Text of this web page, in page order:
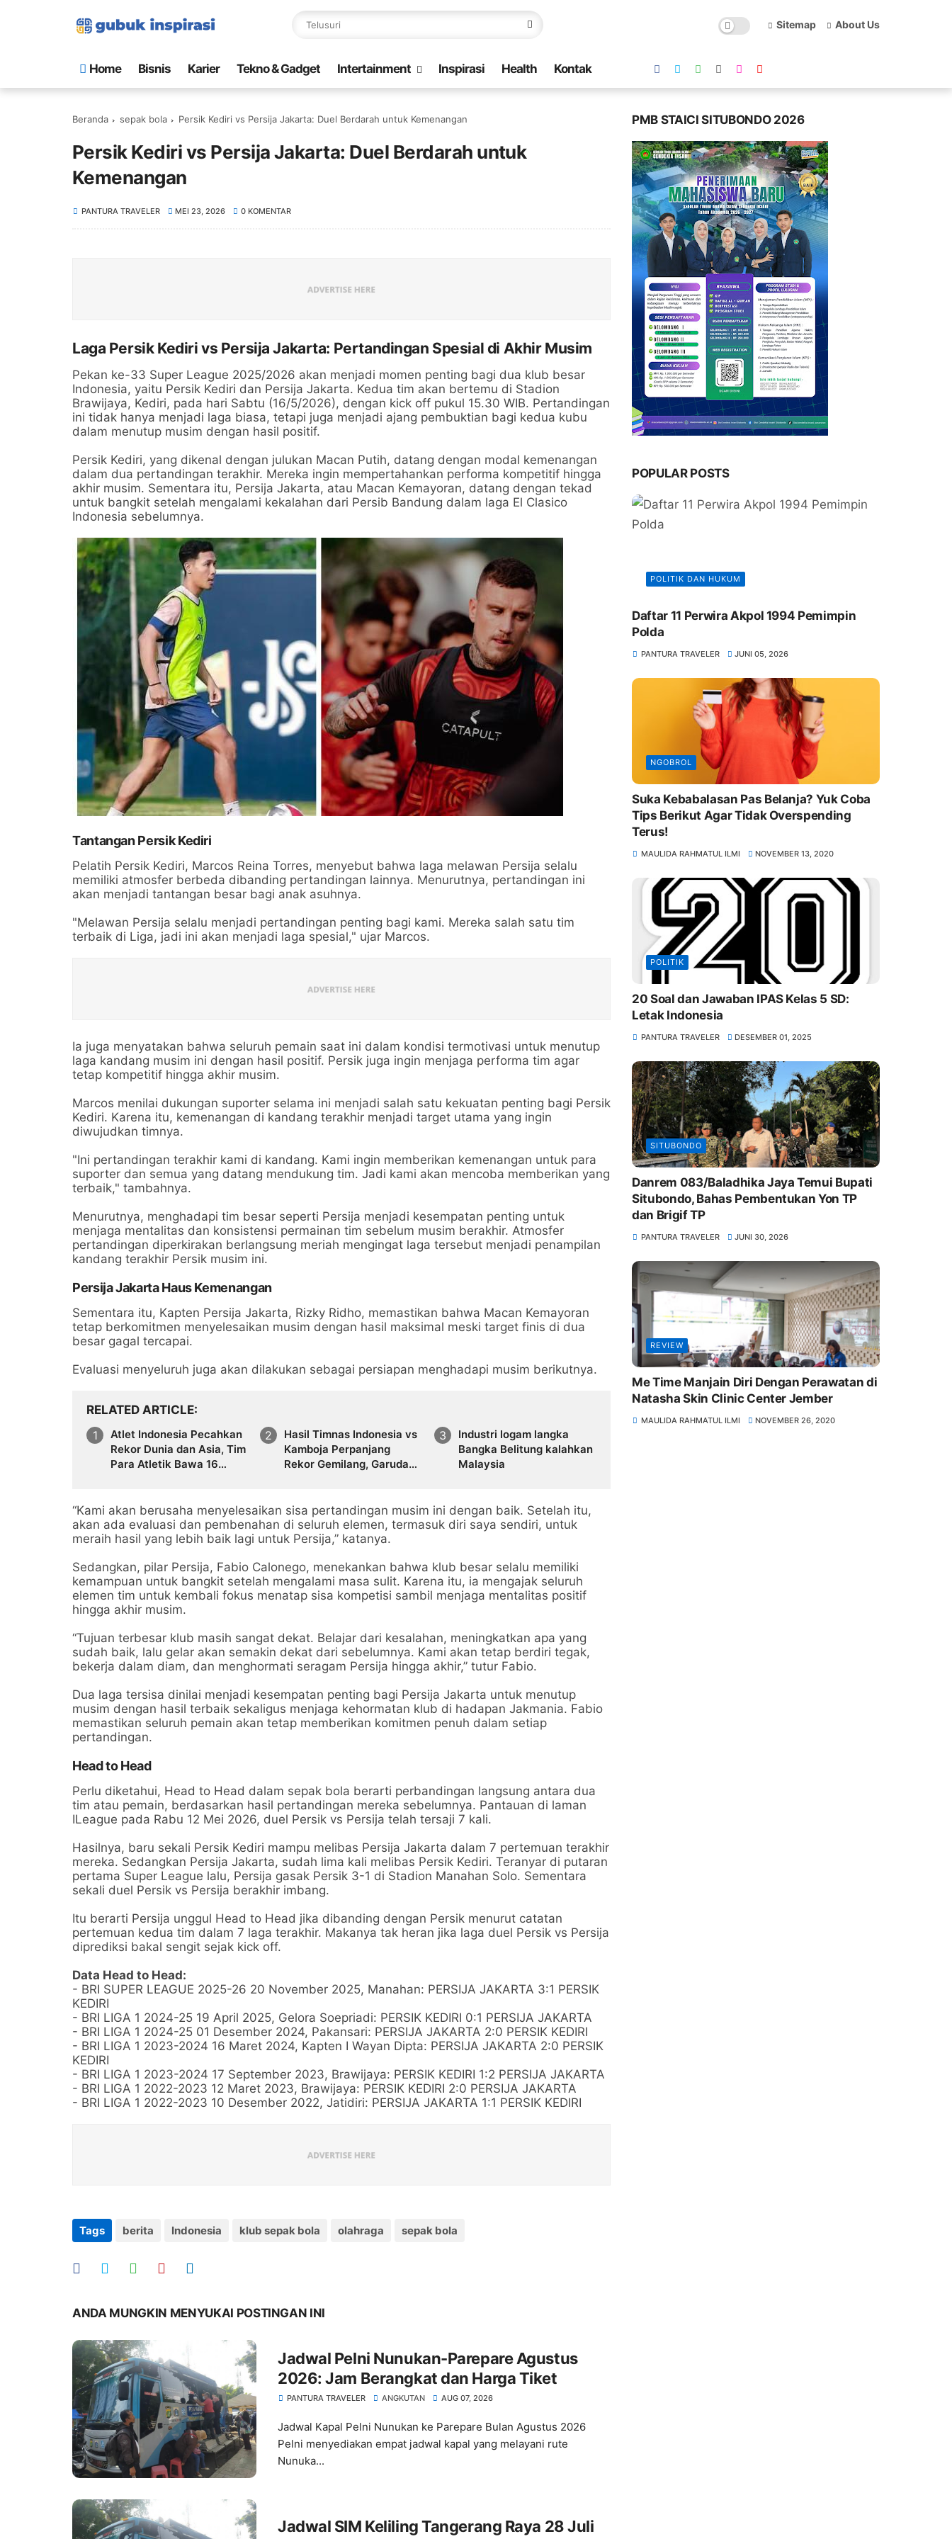
Sitemap About Us
Home Bisnis Karier Tekno & Gadget Intertainment Inspirasi Health Kontak
Beranda sepak bola Persik Kediri vs Persija Jakarta: Duel Berdarah untuk Kemenangan
Persik Kediri vs Persija Jakarta: Duel Berdarah untuk
Kemenangan
PANTURA TRAVELER MEI 23, 2026 0 KOMENTAR
Laga Persik Kediri vs Persija Jakarta: Pertandingan Spesial di Akhir Musim
Pekan ke-33 Super League 2025/2026 akan menjadi momen penting bagi dua klub besar
Indonesia, yaitu Persik Kediri dan Persija Jakarta. Kedua tim akan bertemu di Stadion
Brawijaya, Kediri, pada hari Sabtu (16/5/2026), dengan kick off pukul 15.30 WIB. Pertandingan
ini tidak hanya menjadi laga biasa, tetapi juga menjadi ajang pembuktian bagi kedua kubu
dalam menutup musim dengan hasil positif.
Persik Kediri, yang dikenal dengan julukan Macan Putih, datang dengan modal kemenangan
dalam dua pertandingan terakhir. Mereka ingin mempertahankan performa kompetitif hingga
akhir musim. Sementara itu, Persija Jakarta, atau Macan Kemayoran, datang dengan tekad
untuk bangkit setelah mengalami kekalahan dari Persib Bandung dalam laga El Clasico
Indonesia sebelumnya.
Tantangan Persik Kediri
Pelatih Persik Kediri, Marcos Reina Torres, menyebut bahwa laga melawan Persija selalu
memiliki atmosfer berbeda dibanding pertandingan lainnya. Menurutnya, pertandingan ini
akan menjadi tantangan besar bagi anak asuhnya.
"Melawan Persija selalu menjadi pertandingan penting bagi kami. Mereka salah satu tim
terbaik di Liga, jadi ini akan menjadi laga spesial," ujar Marcos.
Ia juga menyatakan bahwa seluruh pemain saat ini dalam kondisi termotivasi untuk menutup
laga kandang musim ini dengan hasil positif. Persik juga ingin menjaga performa tim agar
tetap kompetitif hingga akhir musim.
Marcos menilai dukungan suporter selama ini menjadi salah satu kekuatan penting bagi Persik
Kediri. Karena itu, kemenangan di kandang terakhir menjadi target utama yang ingin
diwujudkan timnya.
"Ini pertandingan terakhir kami di kandang. Kami ingin memberikan kemenangan untuk para
suporter dan semua yang datang mendukung tim. Jadi kami akan mencoba memberikan yang
terbaik," tambahnya.
Menurutnya, menghadapi tim besar seperti Persija menjadi kesempatan penting untuk
menjaga mentalitas dan konsistensi permainan tim sebelum musim berakhir. Atmosfer
pertandingan diperkirakan berlangsung meriah mengingat laga tersebut menjadi penampilan
kandang terakhir Persik musim ini.
Persija Jakarta Haus Kemenangan
Sementara itu, Kapten Persija Jakarta, Rizky Ridho, memastikan bahwa Macan Kemayoran
tetap berkomitmen menyelesaikan musim dengan hasil maksimal meski target finis di dua
besar gagal tercapai.
Evaluasi menyeluruh juga akan dilakukan sebagai persiapan menghadapi musim berikutnya.
RELATED ARTICLE
Atlet Indonesia Pecahkan
Rekor Dunia dan Asia, Tim
Para Atletik Bawa 16
Hasil Timnas Indonesia vs
Kamboja Perpanjang
Rekor Gemilang, Garuda
Industri logam langka
Bangka Belitung kalahkan
Malaysia
“Kami akan berusaha menyelesaikan sisa pertandingan musim ini dengan baik. Setelah itu,
akan ada evaluasi dan pembenahan di seluruh elemen, termasuk diri saya sendiri, untuk
meraih hasil yang lebih baik lagi untuk Persija,” katanya.
Sedangkan, pilar Persija, Fabio Calonego, menekankan bahwa klub besar selalu memiliki
kemampuan untuk bangkit setelah mengalami masa sulit. Karena itu, ia mengajak seluruh
elemen tim untuk kembali fokus menatap sisa kompetisi sambil menjaga mentalitas positif
hingga akhir musim.
“Tujuan terbesar klub masih sangat dekat. Belajar dari kesalahan, meningkatkan apa yang
sudah baik, lalu gelar akan semakin dekat dari sebelumnya. Kami akan tetap berdiri tegak,
bekerja dalam diam, dan menghormati seragam Persija hingga akhir,” tutur Fabio.
Dua laga tersisa dinilai menjadi kesempatan penting bagi Persija Jakarta untuk menutup
musim dengan hasil terbaik sekaligus menjaga kehormatan klub di hadapan Jakmania. Fabio
memastikan seluruh pemain akan tetap memberikan komitmen penuh dalam setiap
pertandingan.
Head to Head
Perlu diketahui, Head to Head dalam sepak bola berarti perbandingan langsung antara dua
tim atau pemain, berdasarkan hasil pertandingan mereka sebelumnya. Pantauan di laman
ILeague pada Rabu 12 Mei 2026, duel Persik vs Persija telah tersaji 7 kali.
Hasilnya, baru sekali Persik Kediri mampu melibas Persija Jakarta dalam 7 pertemuan terakhir
mereka. Sedangkan Persija Jakarta, sudah lima kali melibas Persik Kediri. Teranyar di putaran
pertama Super League lalu, Persija gasak Persik 3-1 di Stadion Manahan Solo. Sementara
sekali duel Persik vs Persija berakhir imbang.
Itu berarti Persija unggul Head to Head jika dibanding dengan Persik menurut catatan
pertemuan kedua tim dalam 7 laga terakhir. Makanya tak heran jika laga duel Persik vs Persija
diprediksi bakal sengit sejak kick off.
Data Head to Head:
- BRI SUPER LEAGUE 2025-26 20 November 2025, Manahan: PERSIJA JAKARTA 3:1 PERSIK
KEDIRI
- BRI LIGA 1 2024-25 19 April 2025, Gelora Soepriadi: PERSIK KEDIRI 0:1 PERSIJA JAKARTA
- BRI LIGA 1 2024-25 01 Desember 2024, Pakansari: PERSIJA JAKARTA 2:0 PERSIK KEDIRI
- BRI LIGA 1 2023-2024 16 Maret 2024, Kapten I Wayan Dipta: PERSIJA JAKARTA 2:0 PERSIK
KEDIRI
- BRI LIGA 1 2023-2024 17 September 2023, Brawijaya: PERSIK KEDIRI 1:2 PERSIJA JAKARTA
- BRI LIGA 1 2022-2023 12 Maret 2023, Brawijaya: PERSIK KEDIRI 2:0 PERSIJA JAKARTA
- BRI LIGA 1 2022-2023 10 Desember 2022, Jatidiri: PERSIJA JAKARTA 1:1 PERSIK KEDIRI
Tags berita Indonesia klub sepak bola olahraga sepak bola
ANDA MUNGKIN MENYUKAI POSTINGAN INI
Jadwal Pelni Nunukan-Parepare Agustus
2026: Jam Berangkat dan Harga Tiket
PANTURA TRAVELER ANGKUTAN AUG 07, 2026
Jadwal Kapal Pelni Nunukan ke Parepare Bulan Agustus 2026
Pelni menyediakan empat jadwal kapal yang melayani rute
Nunuka...
Jadwal SIM Keliling Tangerang Raya 28 Juli
PMB STAICI SITUBONDO 2026
POPULAR POSTS
POLITIK DAN HUKUM
Daftar 11 Perwira Akpol 1994 Pemimpin
Polda
PANTURA TRAVELER JUNI 05, 2026
NGOBROL
Suka Kebabalasan Pas Belanja? Yuk Coba
Tips Berikut Agar Tidak Overspending
Terus!
MAULIDA RAHMATUL ILMI NOVEMBER 13, 2020
POLITIK
20 Soal dan Jawaban IPAS Kelas 5 SD:
Letak Indonesia
PANTURA TRAVELER DESEMBER 01, 2025
SITUBONDO
Danrem 083/Baladhika Jaya Temui Bupati
Situbondo, Bahas Pembentukan Yon TP
dan Brigif TP
PANTURA TRAVELER JUNI 30, 2026
REVIEW
Me Time Manjain Diri Dengan Perawatan di
Natasha Skin Clinic Center Jember
MAULIDA RAHMATUL ILMI NOVEMBER 26, 2020